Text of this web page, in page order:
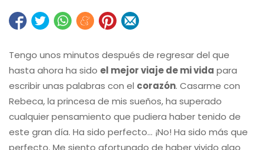
Tengo unos minutos después de regresar del que
hasta ahora ha sido el mejor viaje de mi vida para
escribir unas palabras con el corazón. Casarme con
Rebeca, la princesa de mis sueños, ha superado
cualquier pensamiento que pudiera haber tenido de
este gran día. Ha sido perfecto… ¡No! Ha sido más que
perfecto. Me siento afortunado de haber vivido algo